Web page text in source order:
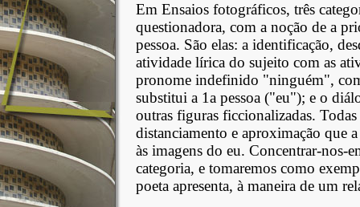
Em Ensaios fotográficos, três
questionadora, com a noção de a
pessoa. São elas: a identificação,
atividade lírica do sujeito com as
pronome indefinido "ninguém",
substitui a 1a pessoa ("eu"); e o
outras figuras ficcionalizadas.
distanciamento e aproximação que
às imagens do eu. Concentrar-nos-
categoria, e tomaremos como
poeta apresenta, à maneira de um